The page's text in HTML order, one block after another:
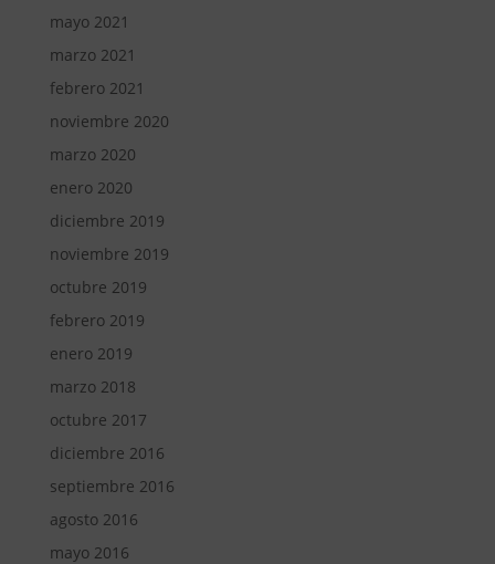
mayo 2021
marzo 2021
febrero 2021
noviembre 2020
marzo 2020
enero 2020
diciembre 2019
noviembre 2019
octubre 2019
febrero 2019
enero 2019
marzo 2018
octubre 2017
diciembre 2016
septiembre 2016
agosto 2016
mayo 2016